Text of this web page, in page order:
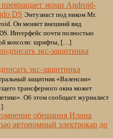
экран Android-
DS Энтузиаст под ником Mr.
Он меняет внешний вид
Интерфейс почти полностью
консоли: шрифты, […]
экс-защитника
защитник «Валенсии»
трансферного окна может
Об этом сообщает журналист